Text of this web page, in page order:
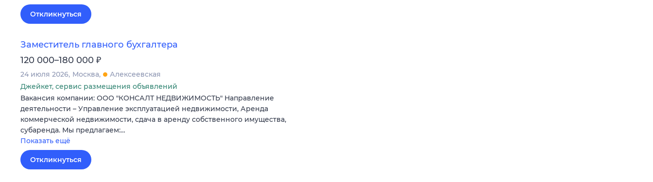
Откликнуться
Заместитель главного бухгалтера
120 000–180 000 ₽
24 июля 2026 Москва
Алексеевская
Джейкет, сервис размещения объявлений
Вакансия компании: ООО "КОНСАЛТ НЕДВИЖИМОСТЬ" Направление
деятельности – Управление эксплуатацией недвижимости, Аренда
коммерческой недвижимости, сдача в аренду собственного имущества,
субаренда. Мы предлагаем:…
Показать ещё
Откликнуться